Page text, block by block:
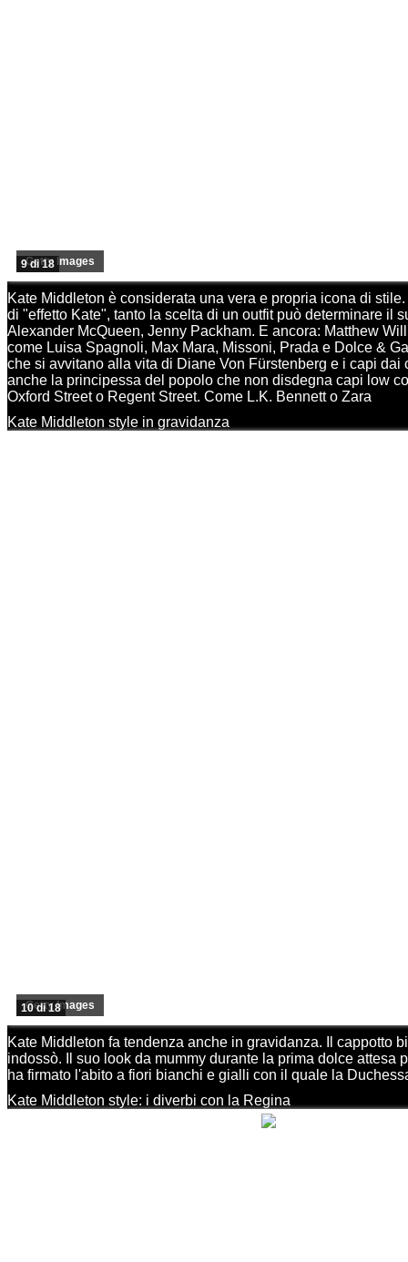
Getty Images
9 di 18
Kate Middleton è considerata una vera e propria icona di
di "effetto Kate", tanto la scelta di un outfit può determinare il
Alexander McQueen, Jenny Packham. E ancora: Matthew
come Luisa Spagnoli, Max Mara, Missoni, Prada e Dolce &
che si avvitano alla vita di Diane Von Fürstenberg e i capi
anche la principessa del popolo che non disdegna capi low
Oxford Street o Regent Street. Come L.K. Bennett o Zara
Kate Middleton style in gravidanza
Getty Images
10 di 18
Kate Middleton fa tendenza anche in gravidanza. Il cappotto
indossò. Il suo look da mummy durante la prima dolce
ha firmato l'abito a fiori bianchi e gialli con il quale la
Kate Middleton style: i diverbi con la Regina